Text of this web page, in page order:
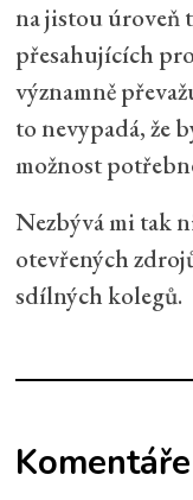
na jistou úroveň
přesahujících
významně
to nevypadá, že
možnost
Nezbývá mi tak
otevřených
sdílných kolegů.
Komentáře